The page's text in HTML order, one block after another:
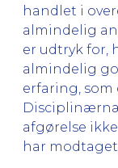
handlet i
almindelig
er udtryk for,
almindelig
erfaring,
afgørelse
har